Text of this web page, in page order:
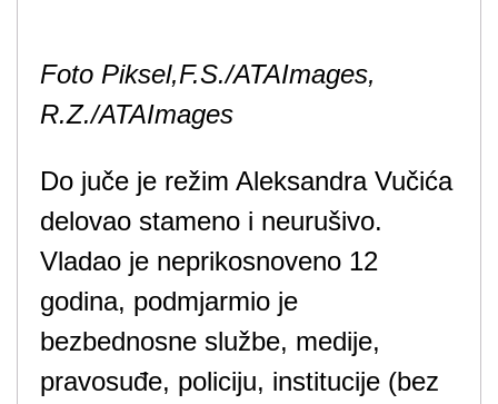
Foto Piksel,F.S./ATAImages,
R.Z./ATAImages
Do juče je režim Aleksandra Vučića
delovao stameno i neurušivo.
Vladao je neprikosnoveno 12
godina, podmjarmio je
bezbednosne službe, medije,
pravosuđe, policiju, institucije (bez